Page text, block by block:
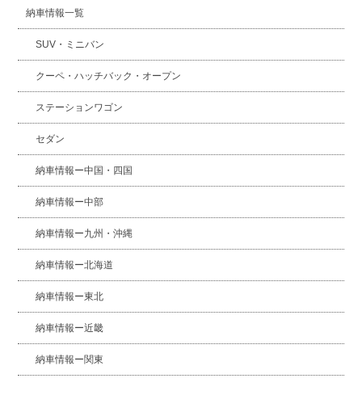
納車情報一覧
SUV・ミニバン
クーペ・ハッチバック・オープン
ステーションワゴン
セダン
納車情報ー中国・四国
納車情報ー中部
納車情報ー九州・沖縄
納車情報ー北海道
納車情報ー東北
納車情報ー近畿
納車情報ー関東